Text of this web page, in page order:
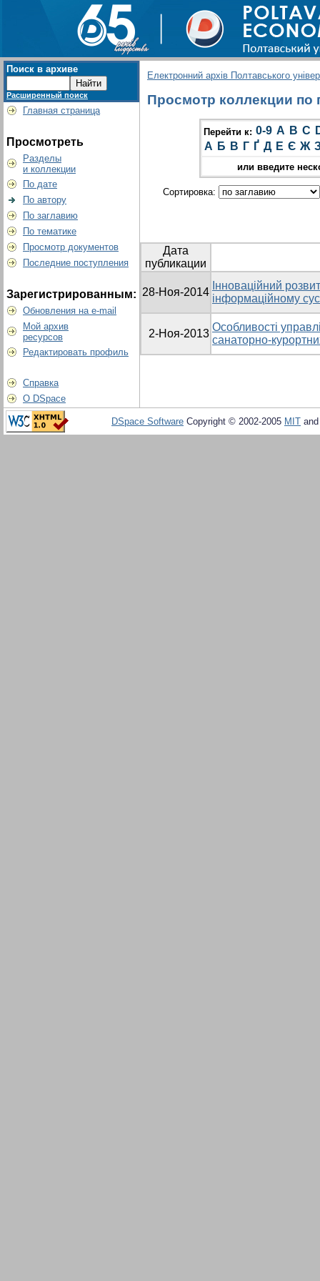
Поиск в архиве
Расширенный поиск
Главная страница
Просмотреть
Разделы
и коллекции
По дате
По автору
По заглавию
По тематике
Просмотр документов
Последние поступления
Зарегистрированным:
Обновления на e-mail
Мой архив
ресурсов
Редактировать профиль
Справка
О DSpace
Електронний архів Полтавського
Просмотр коллекции по
Перейти к: 0-9 A B C
А Б В Г Ґ Д Е Є Ж
или введите
Сортировка:
Дата
публикации
28-Ноя-2014
Інноваційний
інформаційному
2-Ноя-2013
Особливості
санаторно-
DSpace Software Copyright © 2002-2005 MIT